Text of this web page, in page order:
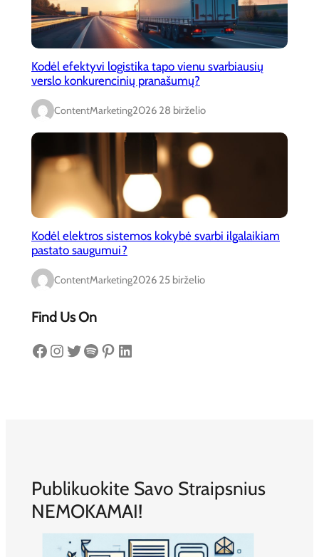
Kodėl efektyvi logistika tapo vienu svarbiausių
verslo konkurencinių pranašumų?
ContentMarketing2026 28 birželio
Kodėl elektros sistemos kokybė svarbi ilgalaikiam
pastato saugumui?
ContentMarketing2026 25 birželio
Find Us On
Facebook Instagram Twitter Spotify Pinterest LinkedIn
Publikuokite Savo Straipsnius
NEMOKAMAI!